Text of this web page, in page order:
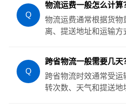
Q
物流运费一般怎么计算
物流运费通常根据货物
离、提送地址和运输方
Q
跨省物流一般需要几天
跨省物流时效通常受
转次数、天气和提送地